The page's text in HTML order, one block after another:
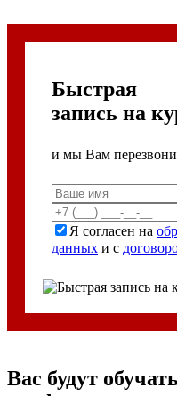
Быстрая
запись на
и мы Вам
Я согласен на
данных и с
Вас будут обучать